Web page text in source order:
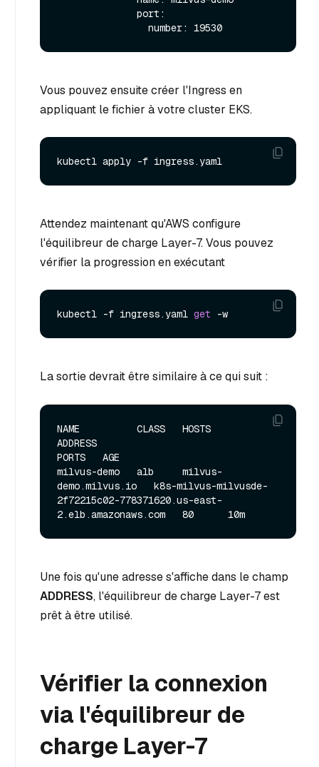
Vous pouvez ensuite créer l'Ingress en
appliquant le fichier à votre cluster EKS.
Attendez maintenant qu'AWS configure
l'équilibreur de charge Layer-7. Vous pouvez
vérifier la progression en exécutant
kubectl -f ingress.yaml get
La sortie devrait être similaire à ce qui suit :
NAME          CLASS   HOSTS
ADDRESS
PORTS   AGE
milvus-demo   alb     milvus-
demo.milvus.io   k8s-milvus-milvusde-
2f72215c02-778371620.us-east-
Une fois qu'une adresse s'affiche dans le champ
ADDRESS, l'équilibreur de charge Layer-7 est
prêt à être utilisé.
Vérifier la connexion
via l'équilibreur de
charge Layer-7